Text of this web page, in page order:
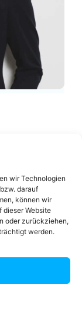
wir Technologien
darauf
können wir
dieser Website
oder zurückziehen,
werden.